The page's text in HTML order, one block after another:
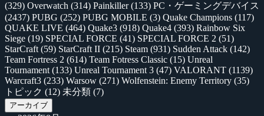
(329) Overwatch (314) Painkiller(133) PC・ゲーミングデバイス
(2437) PUBG (252) PUBG MOBILE (3) Quake Champions (117)
QUAKE LIVE (464) Quake3 (918) Quake4 (393) Rainbow Six
Siege (19) SPECIAL FORCE (41) SPECIAL FORCE 2 (51)
StarCraft (59) StarCraft II (215) Steam (931) Sudden Attack (142)
Team Fortress 2 (614) Team Fotress Classic (15) Unreal
Tournament (133) Unreal Tournament 3 (47) VALORANT (1139)
Warcraft3 (233) Warsow (271) Wolfenstein: Enemy Territory (35)
トピック (12) 未分類 (7)
アーカイブ